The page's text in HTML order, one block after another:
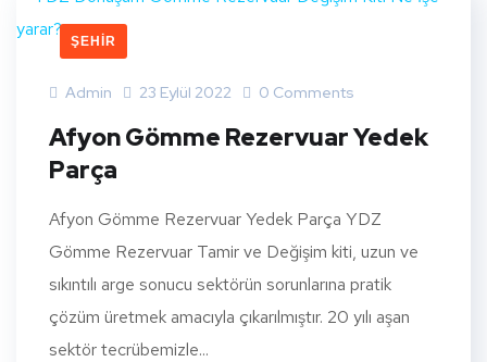
ŞEHIR
Admin 23 Eylül 2022 0 Comments
Afyon Gömme Rezervuar Yedek
Parça
Afyon Gömme Rezervuar Yedek Parça YDZ
Gömme Rezervuar Tamir ve Değişim kiti, uzun ve
sıkıntılı arge sonucu sektörün sorunlarına pratik
çözüm üretmek amacıyla çıkarılmıştır. 20 yılı aşan
sektör tecrübemizle...